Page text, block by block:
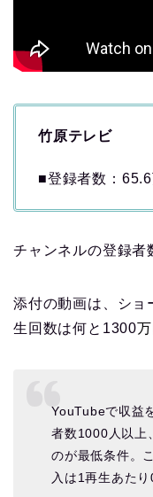
竹原テレビ
■登録者数：
チャンネルの登録者
添付の動画は、ショ
生回数は何と1300
YouTubeで収益
者数1000人以上
のが最低条件。
入は1再生あた